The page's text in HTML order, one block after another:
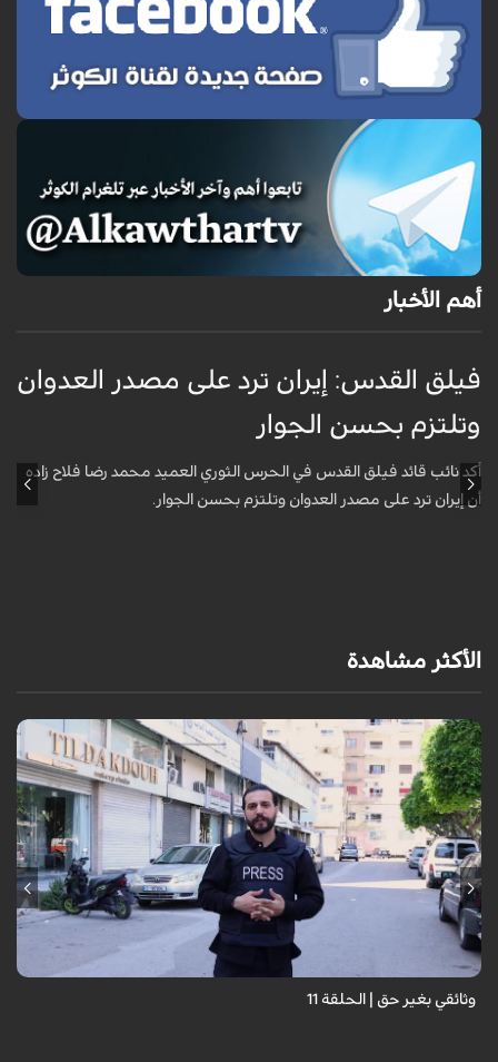
أهم الأخبار
فيلق القدس: إيران ترد على مصدر العدوان
وتلتزم بحسن الجوار
أكد نائب قائد فيلق القدس في الحرس الثوري العميد محمد رضا فلاح زاده
أن إيران ترد على مصدر العدوان وتلتزم بحسن الجوار.
الأكثر مشاهدة
وثائقي بغير حق | الحلقة 11